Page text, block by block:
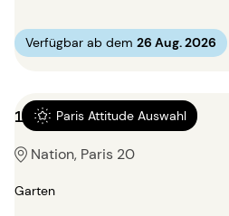
Verfügbar ab dem 26 Aug. 2026
Paris Attitude Auswahl
1 Zimmer 42m²
Nation, Paris 20
Garten